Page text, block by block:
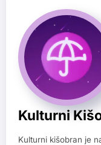
Kulturni
Kulturni kišobran je